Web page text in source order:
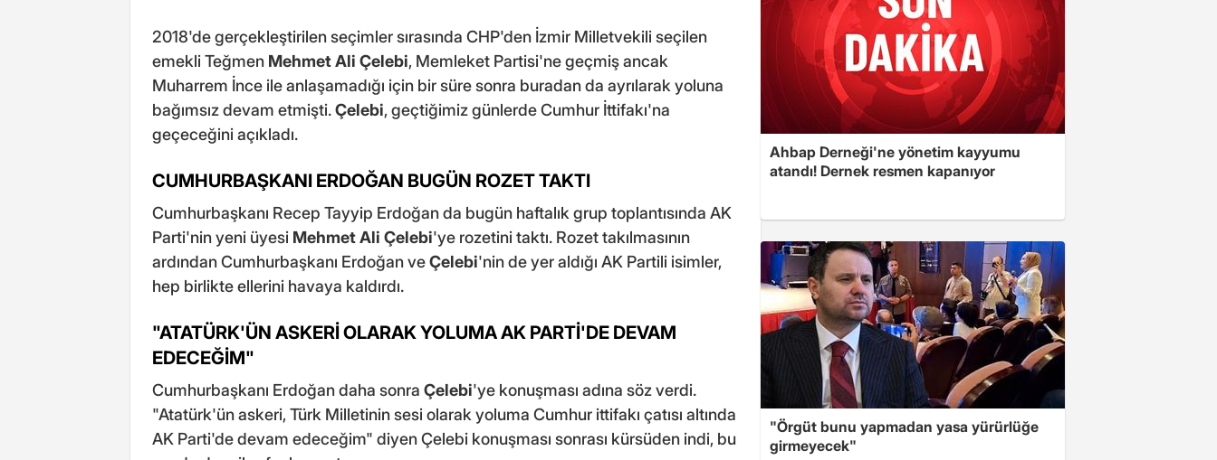
2018'de gerçekleştirilen seçimler sırasında CHP'den İzmir Milletvekili seçilen
emekli Teğmen Mehmet Ali Çelebi, Memleket Partisi'ne geçmiş ancak
Muharrem İnce ile anlaşamadığı için bir süre sonra buradan da ayrılarak yoluna
bağımsız devam etmişti.Çelebi, geçtiğimiz günlerde Cumhur İttifakı'na
geçeceğini açıkladı.
CUMHURBAŞKANI ERDOĞAN BUGÜN ROZET TAKTI
Cumhurbaşkanı Recep Tayyip Erdoğan da bugün haftalık grup toplantısında AK
Parti'nin yeni üyesi Mehmet Ali Çelebi'ye rozetini taktı. Rozet takılmasının
ardından Cumhurbaşkanı Erdoğan veÇelebi'nin de yer aldığı AK Partili isimler,
hep birlikte ellerini havaya kaldırdı.
"ATATÜRK'ÜN ASKERİ OLARAK YOLUMA AK PARTİ'DE DEVAM
EDECEĞİM"
Cumhurbaşkanı Erdoğan daha sonra Çelebi'ye konuşması adına söz verdi.
"Atatürk'ün askeri, Türk Milletinin sesi olarak yoluma Cumhur ittifakı çatısı altında
AK Parti'de devam edeceğim" diyen Çelebi konuşması sonrası kürsüden indi, bu
Ahbap Derneği'ne yönetim kayyumu
atandı! Dernek resmen kapanıyor
"Örgüt bunu yapmadan yasa yürürlüğe
girmeyecek"